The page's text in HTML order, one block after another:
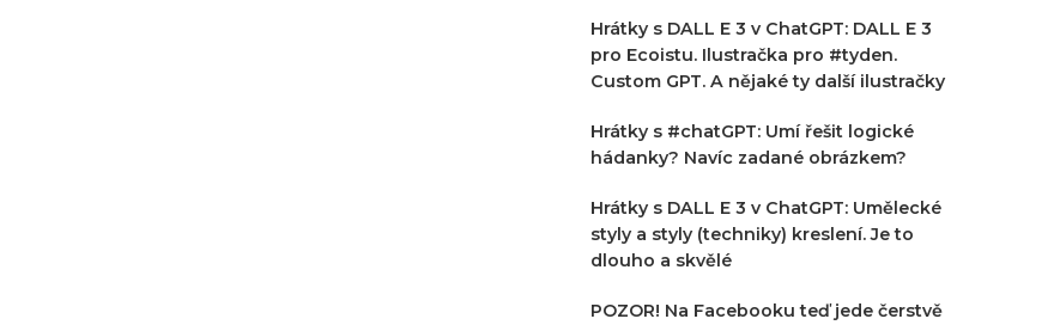
Hrátky s DALL E 3 v ChatGPT: DALL E 3
pro Ecoistu. Ilustračka pro #tyden.
Custom GPT. A nějaké ty další ilustračky
Hrátky s #chatGPT: Umí řešit logické
hádanky? Navíc zadané obrázkem?
Hrátky s DALL E 3 v ChatGPT: Umělecké
styly a styly (techniky) kreslení. Je to
dlouho a skvělé
POZOR! Na Facebooku teď jede čerstvě